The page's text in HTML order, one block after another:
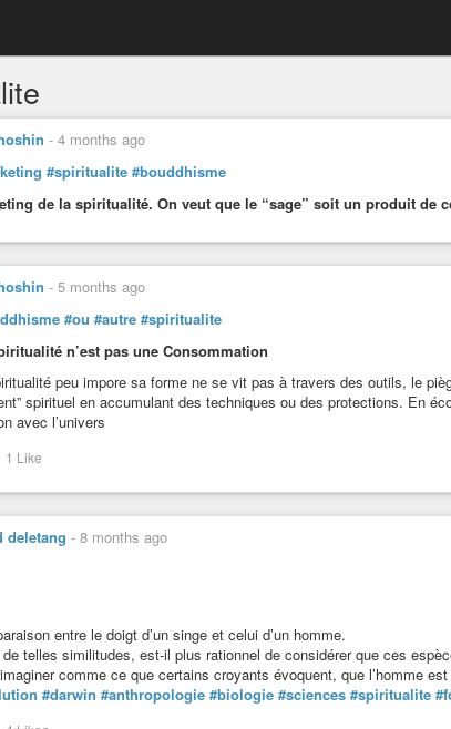
- 4 months ago
#spiritualite #bouddhisme
de la spiritualité. On veut que le “sage” soit un produit de
- 5 months ago
#ou #autre #spiritualite
n’est pas une Consommation
peu impore sa forme ne se vit pas à travers des outils, le
spirituel en accumulant des techniques ou des protections. En
avec l’univers
1 Like
deletang - 8 months ago
entre le doigt d’un singe et celui d’un homme.
telles similitudes, est-il plus rationnel de considérer que ces
comme ce que certains croyants évoquent, que l’homme
#darwin #anthropologie #biologie #sciences #spiritualite